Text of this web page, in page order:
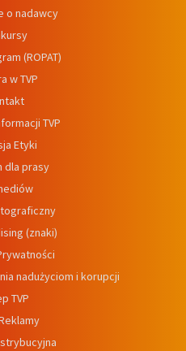
o nadawcy
(ROPAT)
w TVP
TVP
Etyki
dla prasy
(znaki)
nadużyciom i korupcji
TVP